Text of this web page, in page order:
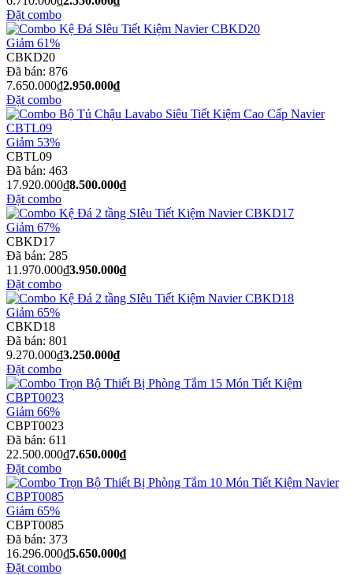
Đặt combo
Giảm 61%
CBKD20
Đã bán: 876
7.650.000₫2.950.000₫
Đặt combo
Giảm 53%
CBTL09
Đã bán: 463
17.920.000₫8.500.000₫
Đặt combo
Giảm 67%
CBKD17
Đã bán: 285
11.970.000₫3.950.000₫
Đặt combo
Giảm 65%
CBKD18
Đã bán: 801
9.270.000₫3.250.000₫
Đặt combo
Giảm 66%
CBPT0023
Đã bán: 611
22.500.000₫7.650.000₫
Đặt combo
Giảm 65%
CBPT0085
Đã bán: 373
16.296.000₫5.650.000₫
Đặt combo